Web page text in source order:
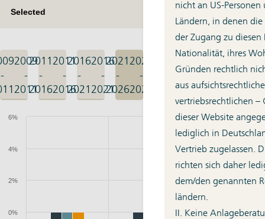
nicht an US-
Ländern, in denen
der Zugang zu
Nationalität, ihres
Gründen rechtlich
aus
vertriebsrechtlichen –
dieser Website
lediglich in
Vertrieb zugelassen.
richten sich daher
dem/den genannten
ländern.
II. Keine
-
2009
-
2011
2011
-
2016
2011
-
2016
2016
-
2021
2016
-
2021
2021
-
2026
2021
-
2026